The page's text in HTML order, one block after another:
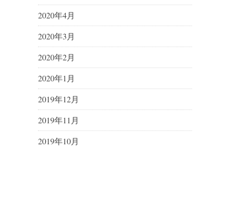
2020年4月
2020年3月
2020年2月
2020年1月
2019年12月
2019年11月
2019年10月